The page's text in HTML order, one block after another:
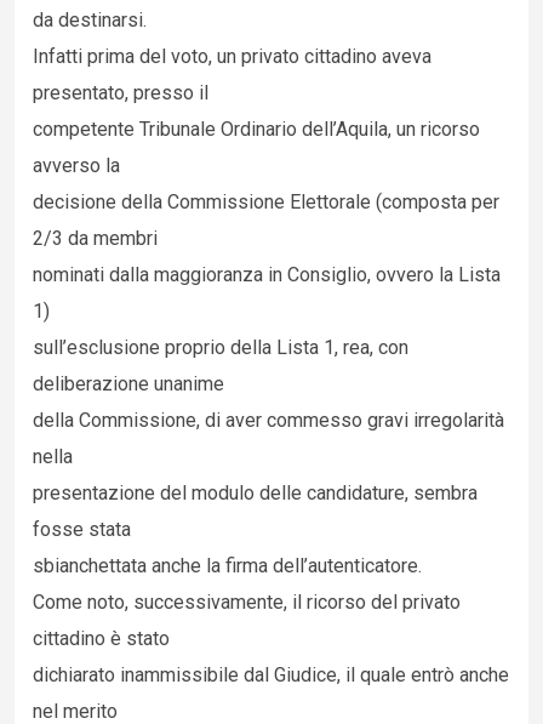
da destinarsi.
Infatti prima del voto, un privato cittadino aveva
presentato, presso il
competente Tribunale Ordinario dell’Aquila, un ricorso
avverso la
decisione della Commissione Elettorale (composta per
2/3 da membri
nominati dalla maggioranza in Consiglio, ovvero la Lista
1)
sull’esclusione proprio della Lista 1, rea, con
deliberazione unanime
della Commissione, di aver commesso gravi irregolarità
nella
presentazione del modulo delle candidature, sembra
fosse stata
sbianchettata anche la firma dell’autenticatore.
Come noto, successivamente, il ricorso del privato
cittadino è stato
dichiarato inammissibile dal Giudice, il quale entrò anche
nel merito